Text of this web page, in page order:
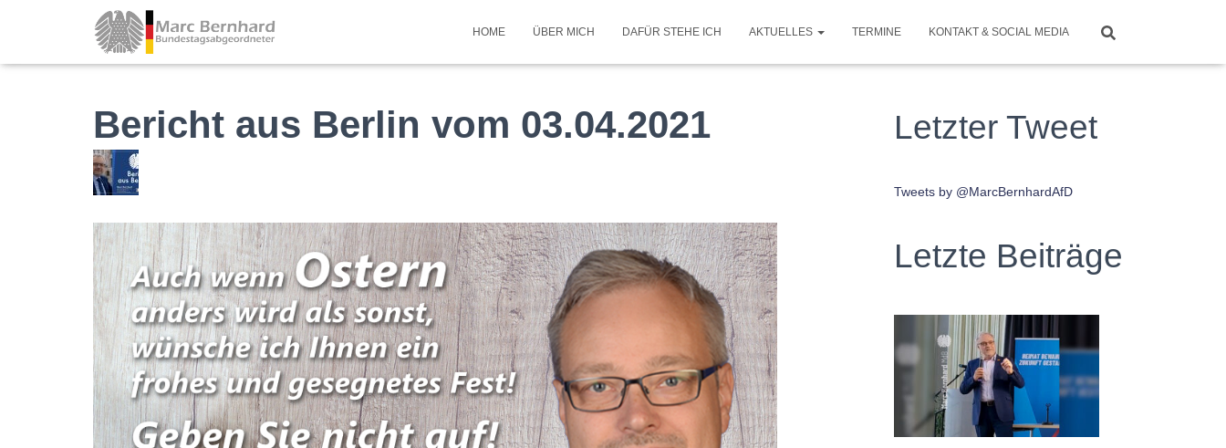
HOME ÜBER MICH DAFÜR STEHE ICH AKTUELLES TERMINE KONTAKT & SOCIAL MEDIA
Bericht aus Berlin vom 03.04.2021 Letzter Tweet
Tweets by @MarcBernhardAfD
Letzte Beiträge